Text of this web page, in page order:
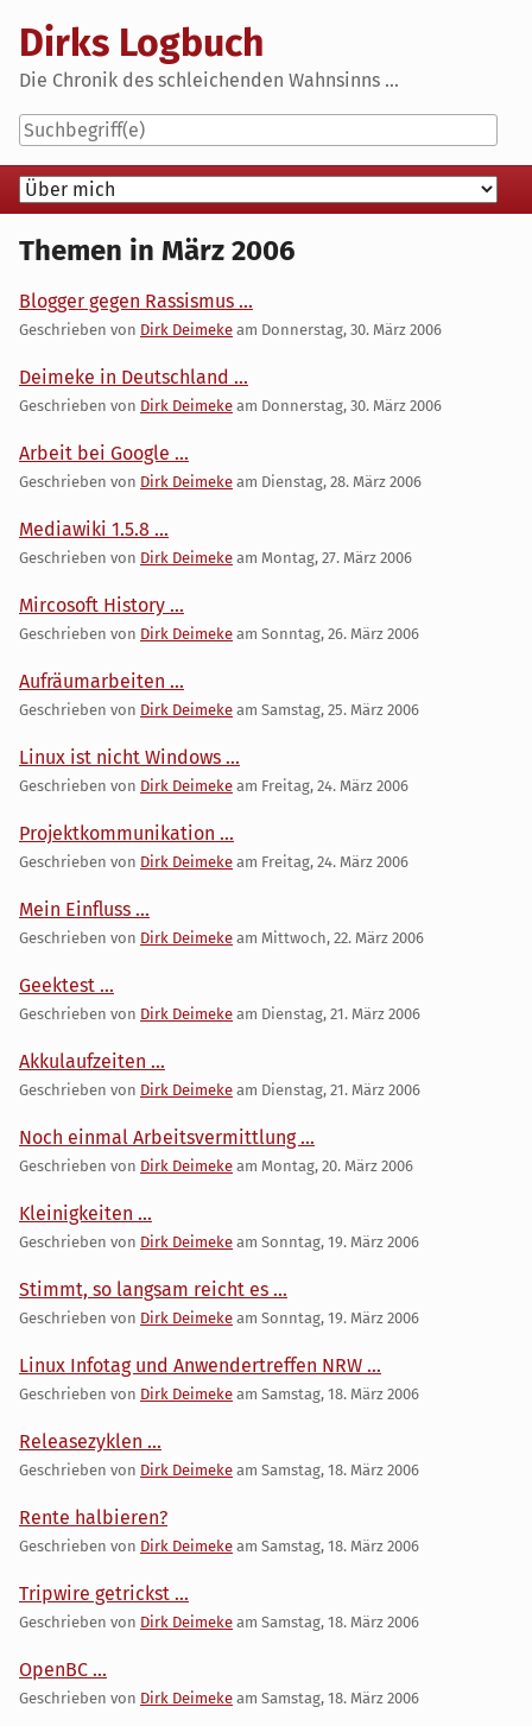
content
Dirks Logbuch
Die Chronik des schleichenden Wahnsinns ...
Navigation
Themen in März 2006
Blogger gegen Rassismus ...
Geschrieben von Dirk Deimeke am Donnerstag, 30. März 2006
Deimeke in Deutschland ...
Geschrieben von Dirk Deimeke am Donnerstag, 30. März 2006
Arbeit bei Google ...
Geschrieben von Dirk Deimeke am Dienstag, 28. März 2006
Mediawiki 1.5.8 ...
Geschrieben von Dirk Deimeke am Montag, 27. März 2006
Mircosoft History ...
Geschrieben von Dirk Deimeke am Sonntag, 26. März 2006
Aufräumarbeiten ...
Geschrieben von Dirk Deimeke am Samstag, 25. März 2006
Linux ist nicht Windows ...
Geschrieben von Dirk Deimeke am Freitag, 24. März 2006
Projektkommunikation ...
Geschrieben von Dirk Deimeke am Freitag, 24. März 2006
Mein Einfluss ...
Geschrieben von Dirk Deimeke am Mittwoch, 22. März 2006
Geektest ...
Geschrieben von Dirk Deimeke am Dienstag, 21. März 2006
Akkulaufzeiten ...
Geschrieben von Dirk Deimeke am Dienstag, 21. März 2006
Noch einmal Arbeitsvermittlung ...
Geschrieben von Dirk Deimeke am Montag, 20. März 2006
Kleinigkeiten ...
Geschrieben von Dirk Deimeke am Sonntag, 19. März 2006
Stimmt, so langsam reicht es ...
Geschrieben von Dirk Deimeke am Sonntag, 19. März 2006
Linux Infotag und Anwendertreffen NRW ...
Geschrieben von Dirk Deimeke am Samstag, 18. März 2006
Releasezyklen ...
Geschrieben von Dirk Deimeke am Samstag, 18. März 2006
Rente halbieren?
Geschrieben von Dirk Deimeke am Samstag, 18. März 2006
Tripwire getrickst ...
Geschrieben von Dirk Deimeke am Samstag, 18. März 2006
OpenBC ...
Geschrieben von Dirk Deimeke am Samstag, 18. März 2006